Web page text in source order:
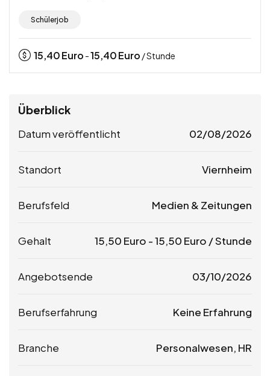
Schülerjob
15,40Euro -15,40Euro / Stunde
Überblick
Datum veröffentlicht 02/08/2026
Standort Viernheim
Berufsfeld Medien & Zeitungen
Gehalt 15,50 Euro -15,50 Euro / Stunde
Angebotsende 03/10/2026
Berufserfahrung Keine Erfahrung
Branche Personalwesen, HR